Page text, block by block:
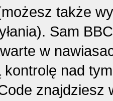
także
Sam
w
nad